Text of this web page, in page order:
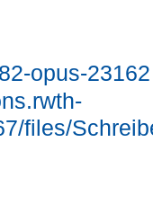
opus-23162
files/